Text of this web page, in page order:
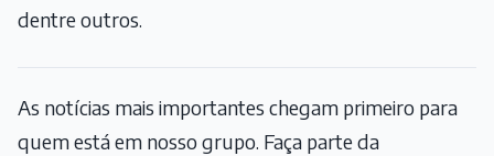
dentre outros.
As notícias mais importantes chegam primeiro para
quem está em nosso grupo. Faça parte da